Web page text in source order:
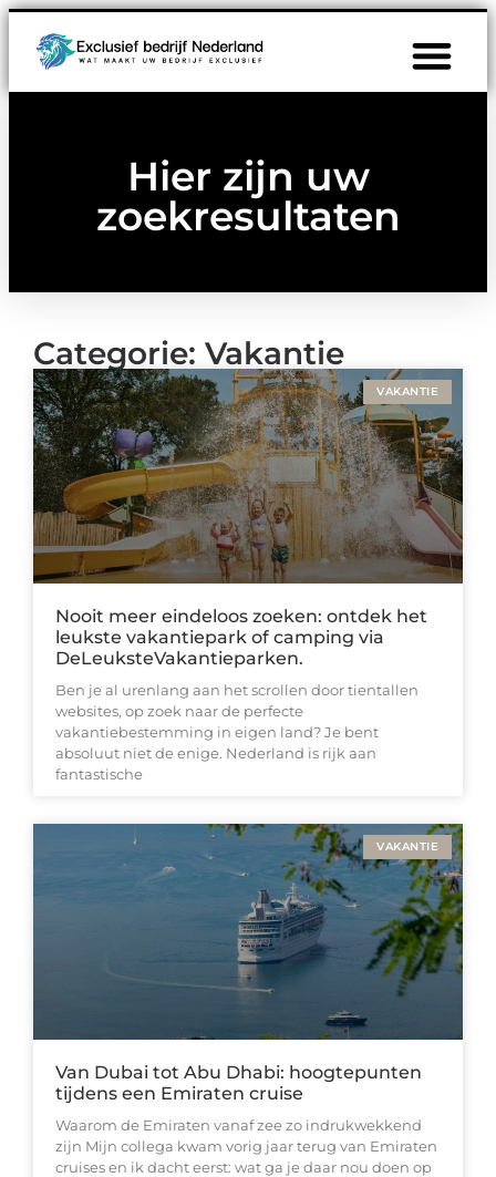
Hier zijn uw
zoekresultaten
Categorie: Vakantie
VAKANTIE
Nooit meer eindeloos zoeken: ontdek het
leukste vakantiepark of camping via
DeLeuksteVakantieparken.
Ben je al urenlang aan het scrollen door tientallen
websites, op zoek naar de perfecte
vakantiebestemming in eigen land? Je bent
absoluut niet de enige. Nederland is rijk aan
fantastische
VAKANTIE
Van Dubai tot Abu Dhabi: hoogtepunten
tijdens een Emiraten cruise
Waarom de Emiraten vanaf zee zo indrukwekkend
zijn Mijn collega kwam vorig jaar terug van Emiraten
cruises en ik dacht eerst: wat ga je daar nou doen op